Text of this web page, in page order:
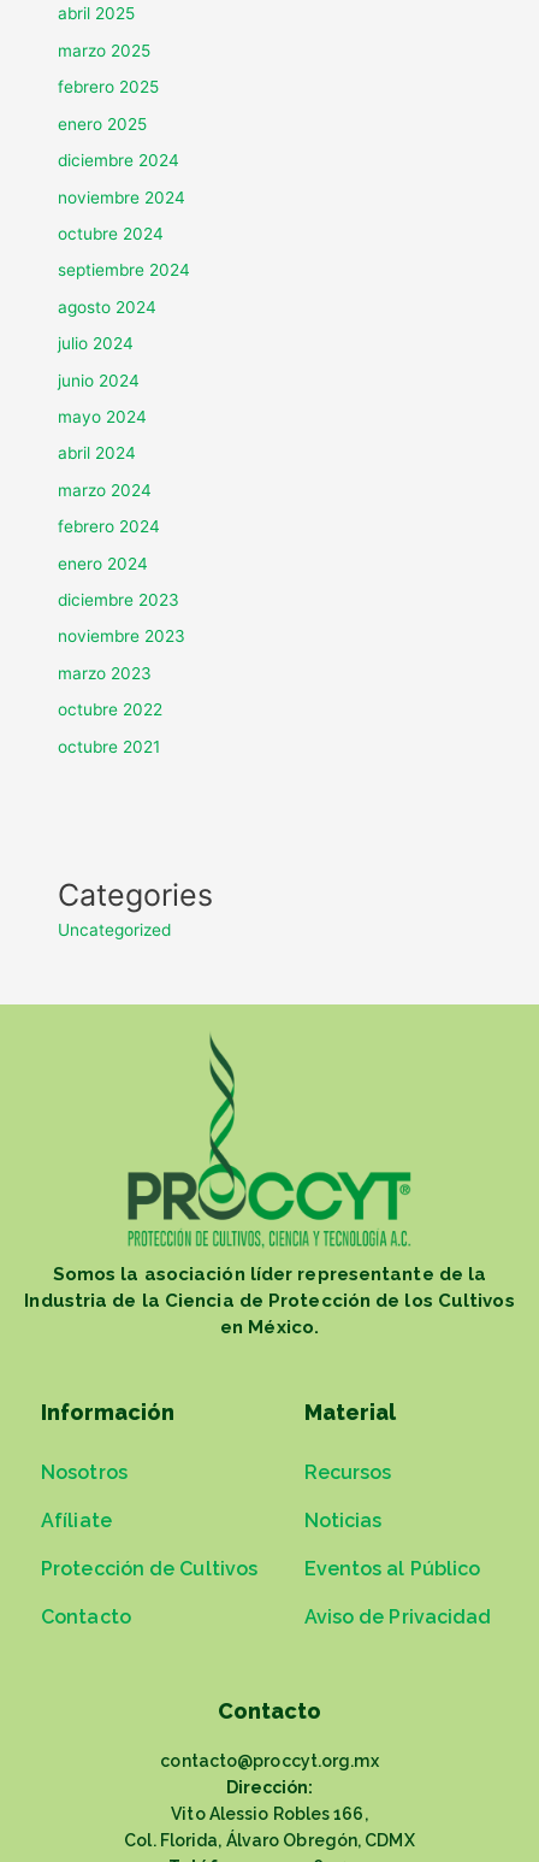
abril 2025
marzo 2025
febrero 2025
enero 2025
diciembre 2024
noviembre 2024
octubre 2024
septiembre 2024
agosto 2024
julio 2024
junio 2024
mayo 2024
abril 2024
marzo 2024
febrero 2024
enero 2024
diciembre 2023
noviembre 2023
marzo 2023
octubre 2022
octubre 2021
Categories
Uncategorized
Somos la asociación líder representante de la
Industria de la Ciencia de Protección de los Cultivos
en México.
Información
Nosotros
Afíliate
Protección de Cultivos
Contacto
Material
Recursos
Noticias
Eventos al Público
Aviso de Privacidad
Contacto
contacto@proccyt.org.mx
Dirección:
Vito Alessio Robles 166,
Col. Florida, Álvaro Obregón, CDMX